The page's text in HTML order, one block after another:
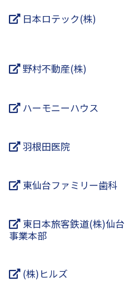
日本ロテック(株)
野村不動産(株)
ハーモニーハウス
羽根田医院
東仙台ファミリー歯科
東日本旅客鉄道(株)仙台
事業本部
(株)ヒルズ